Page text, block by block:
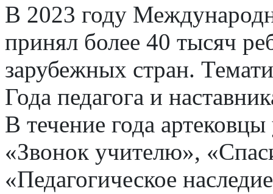
В 2023 году
принял более 40 тысяч
зарубежных стран.
Года педагога и
В течение года
«Звонок учителю»,
«Педагогическое